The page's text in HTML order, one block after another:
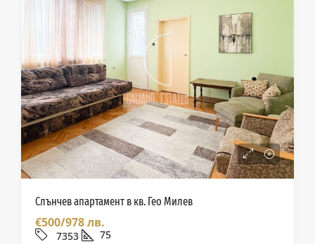
Слънчев апартамент в кв. Гео Милев
€500/978 лв.
7353 75